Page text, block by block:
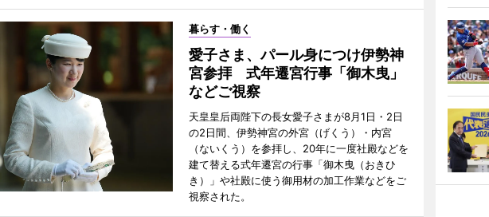
暮らす・働く
愛子さま、パール身につけ伊勢神
宮参拝 式年遷宮行事「御木曳」
などご視察
天皇皇后両陛下の長女愛子さまが8月1日・2日
の2日間、伊勢神宮の外宮（げくう）・内宮
（ないくう）を参拝し、20年に一度社殿などを
建て替える式年遷宮の行事「御木曳（おきひ
き）」や社殿に使う御用材の加工作業などをご
視察された。